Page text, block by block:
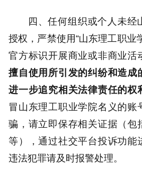
四、任何组织或个人未经
授权，严禁使用“山东理工职业
官方标识开展商业或非商业活
擅自使用所引发的纠纷和造成
进一步追究相关法律责任的权
冒山东理工职业学院名义的账
骗，请立即保存相关证据（包
等），通过社交平台投诉功能
违法犯罪请及时报警处理。